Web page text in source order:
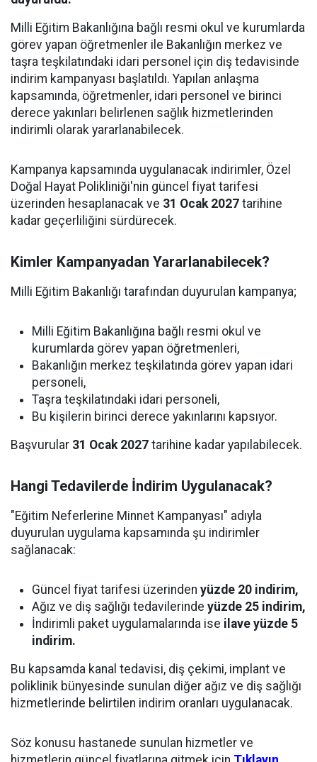
Milli Eğitim Bakanlığına bağlı resmi okul ve kurumlarda
görev yapan öğretmenler ile Bakanlığın merkez ve
taşra teşkilatındaki idari personel için diş tedavisinde
indirim kampanyası başlatıldı. Yapılan anlaşma
kapsamında, öğretmenler, idari personel ve birinci
derece yakınları belirlenen sağlık hizmetlerinden
indirimli olarak yararlanabilecek.
Kampanya kapsamında uygulanacak indirimler, Özel
Doğal Hayat Polikliniği'nin güncel fiyat tarifesi
üzerinden hesaplanacak ve 31 Ocak 2027 tarihine
kadar geçerliliğini sürdürecek.
Kimler Kampanyadan Yararlanabilecek?
Milli Eğitim Bakanlığı tarafından duyurulan kampanya;
Milli Eğitim Bakanlığına bağlı resmi okul ve
kurumlarda görev yapan öğretmenleri,
Bakanlığın merkez teşkilatında görev yapan idari
personeli,
Taşra teşkilatındaki idari personeli,
Bu kişilerin birinci derece yakınlarını kapsıyor.
Başvurular 31 Ocak 2027 tarihine kadar yapılabilecek.
Hangi Tedavilerde İndirim Uygulanacak?
"Eğitim Neferlerine Minnet Kampanyası" adıyla
duyurulan uygulama kapsamında şu indirimler
sağlanacak:
Güncel fiyat tarifesi üzerinden yüzde 20 indirim,
Ağız ve diş sağlığı tedavilerinde yüzde 25 indirim,
İndirimli paket uygulamalarında ise ilave yüzde 5
indirim.
Bu kapsamda kanal tedavisi, diş çekimi, implant ve
poliklinik bünyesinde sunulan diğer ağız ve diş sağlığı
hizmetlerinde belirtilen indirim oranları uygulanacak.
Söz konusu hastanede sunulan hizmetler ve